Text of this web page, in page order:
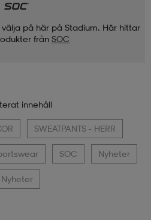
på här på Stadium. Här hittar
från SOC
innehåll
SWEATPANTS - HERR
SOC Nyheter
Nyheter